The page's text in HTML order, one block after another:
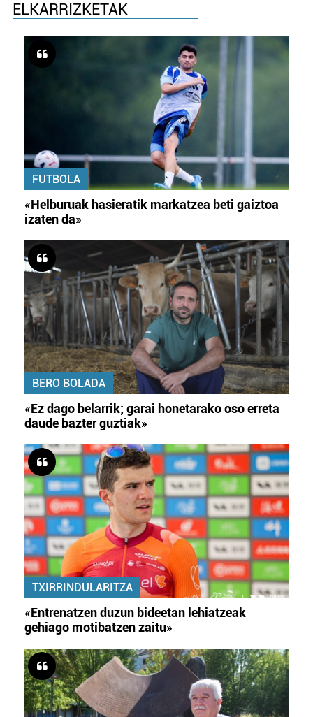
ELKARRIZKETAK
FUTBOLA
«Helburuak hasieratik markatzea beti gaiztoa
izaten da»
BERO BOLADA
«Ez dago belarrik; garai honetarako oso erreta
daude bazter guztiak»
TXIRRINDULARITZA
«Entrenatzen duzun bideetan lehiatzeak
gehiago motibatzen zaitu»